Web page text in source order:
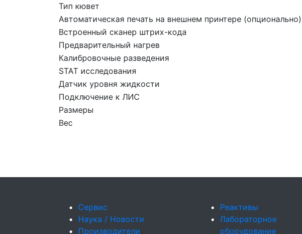
Тип кювет
Автоматическая печать на внешнем принтере (опционально)
Встроенный сканер штрих-кода
Предварительный нагрев
Калибровочные разведения
STAT исследования
Датчик уровня жидкости
Подключение к ЛИС
Размеры
Вес
Сервис
Наука / Новости
Производители
Реактивы
Лабораторное
оборудование